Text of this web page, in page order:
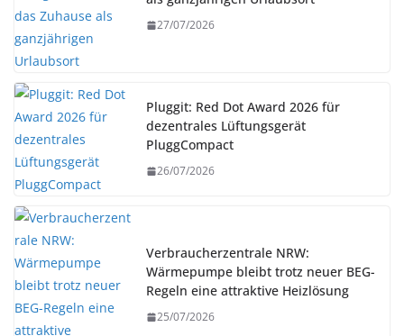
27/07/2026
Pluggit: Red Dot Award 2026 für
dezentrales Lüftungsgerät
PluggCompact
26/07/2026
Verbraucherzentrale NRW:
Wärmepumpe bleibt trotz neuer BEG-
Regeln eine attraktive Heizlösung
25/07/2026